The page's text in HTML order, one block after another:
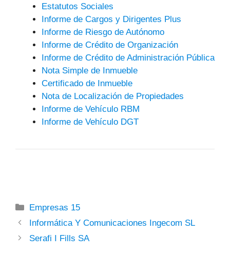
Estatutos Sociales
Informe de Cargos y Dirigentes Plus
Informe de Riesgo de Autónomo
Informe de Crédito de Organización
Informe de Crédito de Administración Pública
Nota Simple de Inmueble
Certificado de Inmueble
Nota de Localización de Propiedades
Informe de Vehículo RBM
Informe de Vehículo DGT
Categorías
Empresas 15
Informática Y Comunicaciones Ingecom SL
Serafi I Fills SA